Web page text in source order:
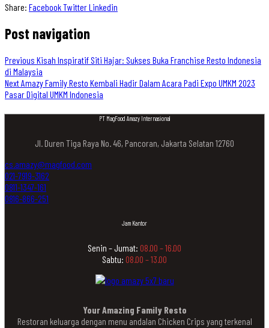
Share: FacebookTwitterLinkedin
Post navigation
Previous Kisah Inspiratif Siti Hajar: Sukses Buka Franchise Resto Indonesia
di Malaysia
NextAmazy Family Resto Kembali Hadir Dalam Acara Padi Expo UMKM 2023
Pasar Digital UMKM Indonesia
PT MagFood Amazy Internasional
Jl. Duren Tiga Raya No. 46, Pancoran, Jakarta Selatan 12760
cs.amazy@magfood.com
021-7919-3162
0811-1347-161
0816-866-251
Jam Kantor
Senin – Jumat: 08.00 – 16.00
Sabtu: 08.00 – 13.00
Your Amazing Family Resto
Restoran keluarga dengan menu andalan Chicken Crips yang terkenal